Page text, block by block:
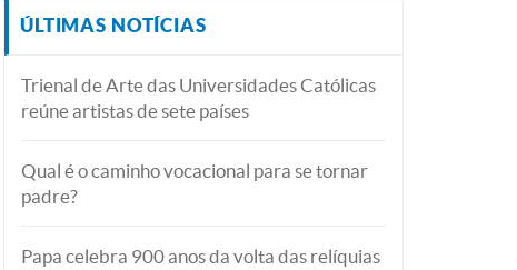
ÚLTIMAS NOTÍCIAS
Trienal de Arte das Universidades Católicas
reúne artistas de sete países
Qual é o caminho vocacional para se tornar
padre?
Papa celebra 900 anos da volta das relíquias